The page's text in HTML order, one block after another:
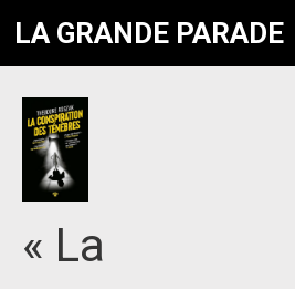
LA GRANDE PARADE
« La